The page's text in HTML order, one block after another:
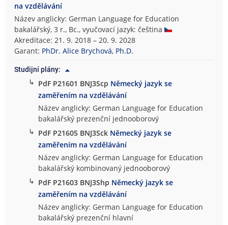
na vzdělávání
Název anglicky: German Language for Education
bakalářský, 3 r., Bc., vyučovací jazyk: čeština
Akreditace: 21. 9. 2018 – 20. 9. 2028
Garant: PhDr. Alice Brychová, Ph.D.
Studijní plány:
↳ PdF P21601 BNJ3Scp Německý jazyk se
zaměřením na vzdělávání
Název anglicky: German Language for Education
bakalářský prezenční jednooborový
↳ PdF P21605 BNJ3Sck Německý jazyk se
zaměřením na vzdělávání
Název anglicky: German Language for Education
bakalářský kombinovaný jednooborový
↳ PdF P21603 BNJ3Shp Německý jazyk se
zaměřením na vzdělávání
Název anglicky: German Language for Education
bakalářský prezenční hlavní